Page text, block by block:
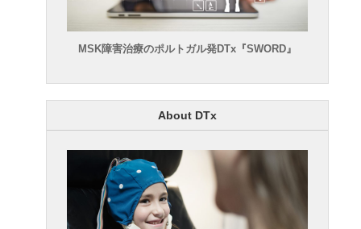
MSK障害治療のポルトガル発DTx『SWORD』
About DTx